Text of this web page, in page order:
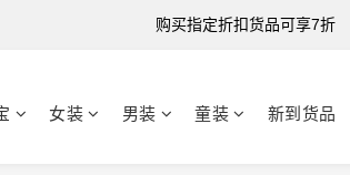
购买指定折扣货品可享7折
购买指定折扣货品可享7折
购买指定折扣货品可享7折
女装 男装 童装 新到货品